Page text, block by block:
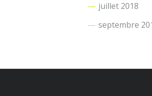
juillet 2018
septembre